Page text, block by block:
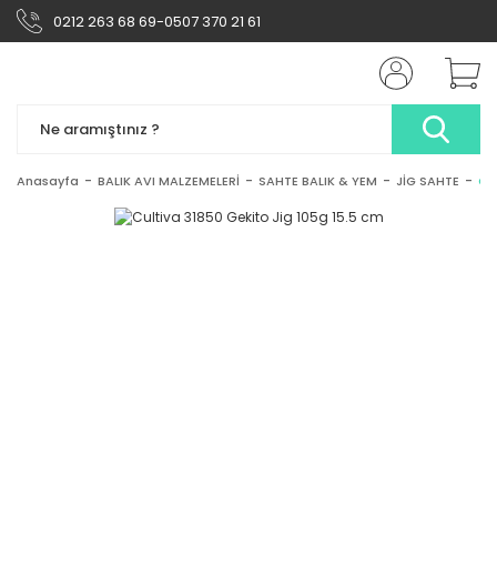
0212 263 68 69-0507 370 21 61
Anasayfa BALIK AVI MALZEMELERİ SAHTE BALIK & YEM JİG SAHTE